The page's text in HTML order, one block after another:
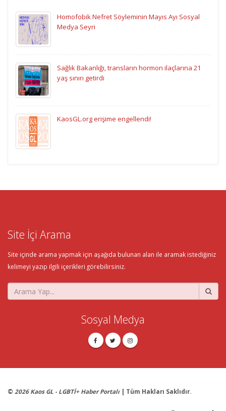
Homofobik Nefret Söyleminin Mayıs Ayı Sosyal
Medya Seyri
Sağlık Bakanlığı, transların hormon ilaçlarına 21
yaş sınırı getirdi
KaosGL.org erişime engellendi!
Site İçi Arama
Site içinde arama yapmak için aşağıda bulunan alan ile aramak istediğiniz
kelimeyi yazıp ilgili içerikleri görebilirsiniz.
Sosyal Medya
© 2026 Kaos GL - LGBTİ+ Haber Portalı | Tüm Hakları Saklıdır.